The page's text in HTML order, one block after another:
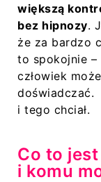
większą
bez hipnozy.
że za bardzo
to spokojnie
człowiek
doświadczać.
i tego chciał.
Co to
i komu